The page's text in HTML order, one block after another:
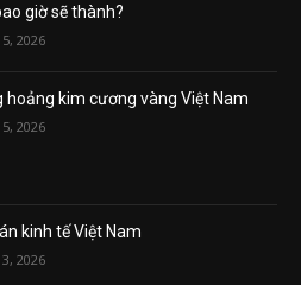
giờ sẽ thành?
2026
hoảng kim cương vàng Việt Nam
2026
kinh tế Việt Nam
2026